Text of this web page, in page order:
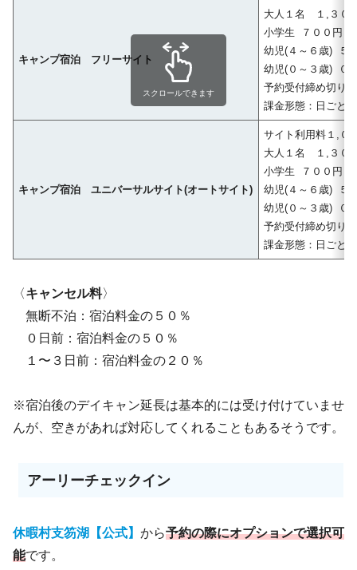
キャンプ宿泊 フリーサイト
大人１名 １,３０
小学生 ７００円
幼児(４～６歳) ５
幼児(０～３歳) ０
予約受付締め切り
課金形態：日ごと
キャンプ宿泊 ユニバーサルサイト(オートサイト)
サイト利用料１,０
大人１名 １,３０
小学生 ７００円
幼児(４～６歳) ５
幼児(０～３歳) ０
予約受付締め切り
課金形態：日ごと
スクロールできます
〈キャンセル料〉
無断不泊：宿泊料金の５０％
０日前：宿泊料金の５０％
１〜３日前：宿泊料金の２０％
※宿泊後のデイキャン延長は基本的には受け付けていませ
んが、空きがあれば対応してくれることもあるそうです。
アーリーチェックイン
休暇村支笏湖【公式】 から予約の際にオプションで選択可
能です。